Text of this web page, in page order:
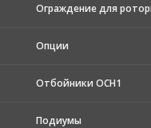
Ограждение для
Опции
Отбойники ОСН1
Подиумы